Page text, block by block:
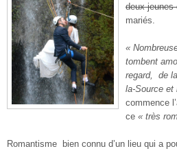
deux jeunes
mariés.
«
tombent
regard, de
la-Source et
commence
ce « très
Romantisme bien connu d’un lieu qui a